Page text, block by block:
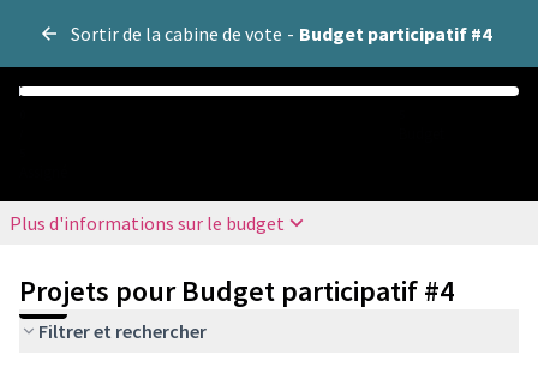
Sortir de la cabine de vote - Budget participatif #4
Plus d'informations sur le budget
Projets pour Budget participatif #4
Filtrer et rechercher